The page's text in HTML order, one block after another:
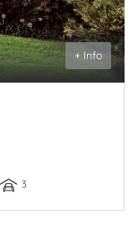
+ Info
3